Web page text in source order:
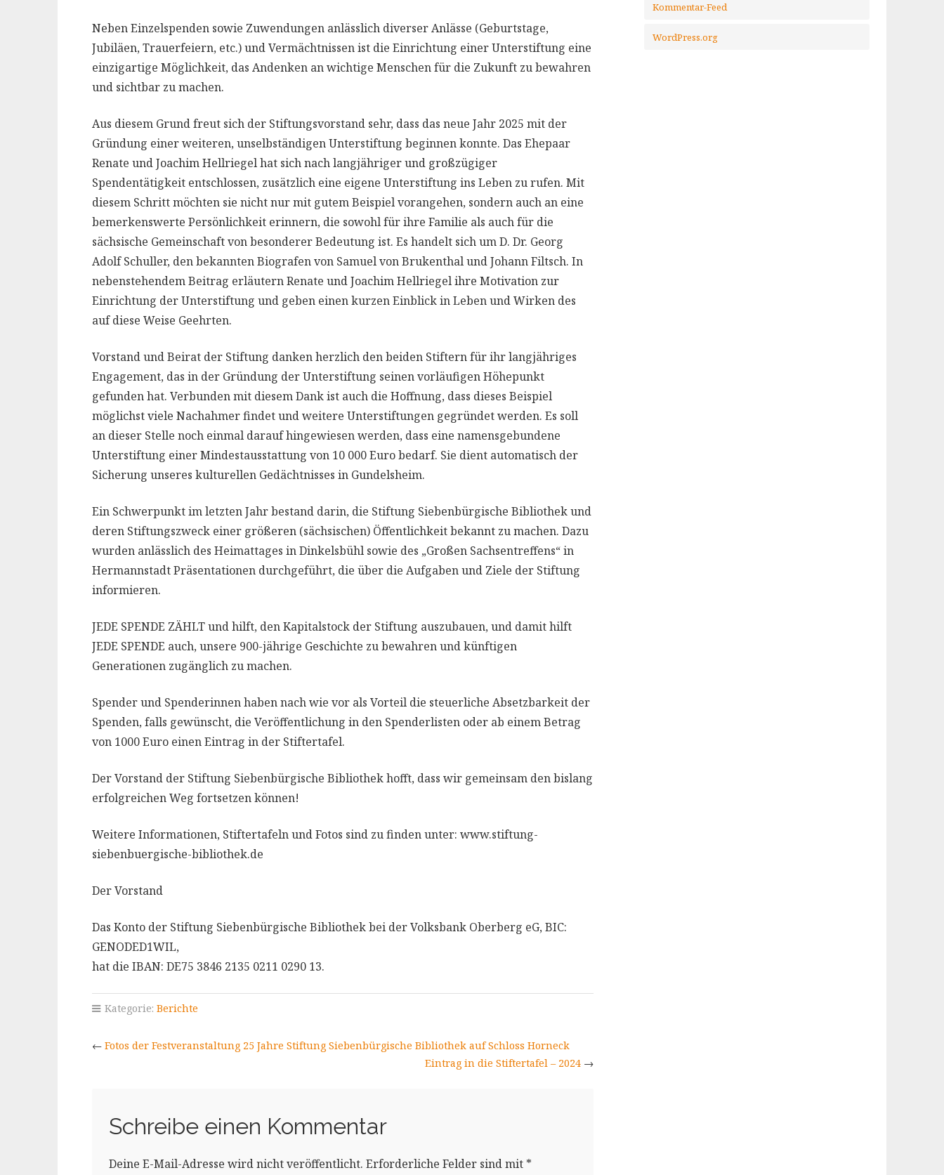
Neben Einzelspenden sowie Zuwendungen anlässlich diverser Anlässe (Geburtstage,
Jubiläen, Trauerfeiern, etc.) und Vermächtnissen ist die Einrichtung einer Unterstiftung eine
einzigartige Möglichkeit, das Andenken an wichtige Menschen für die Zukunft zu bewahren
und sichtbar zu machen.
Aus diesem Grund freut sich der Stiftungsvorstand sehr, dass das neue Jahr 2025 mit der
Gründung einer weiteren, unselbständigen Unterstiftung beginnen konnte. Das Ehepaar
Renate und Joachim Hellriegel hat sich nach langjähriger und großzügiger
Spendentätigkeit entschlossen, zusätzlich eine eigene Unterstiftung ins Leben zu rufen. Mit
diesem Schritt möchten sie nicht nur mit gutem Beispiel vorangehen, sondern auch an eine
bemerkenswerte Persönlichkeit erinnern, die sowohl für ihre Familie als auch für die
sächsische Gemeinschaft von besonderer Bedeutung ist. Es handelt sich um D. Dr. Georg
Adolf Schuller, den bekannten Biografen von Samuel von Brukenthal und Johann Filtsch. In
nebenstehendem Beitrag erläutern Renate und Joachim Hellriegel ihre Motivation zur
Einrichtung der Unterstiftung und geben einen kurzen Einblick in Leben und Wirken des
auf diese Weise Geehrten.
Vorstand und Beirat der Stiftung danken herzlich den beiden Stiftern für ihr langjähriges
Engagement, das in der Gründung der Unterstiftung seinen vorläufigen Höhepunkt
gefunden hat. Verbunden mit diesem Dank ist auch die Hoffnung, dass dieses Beispiel
möglichst viele Nachahmer findet und weitere Unterstiftungen gegründet werden. Es soll
an dieser Stelle noch einmal darauf hingewiesen werden, dass eine namensgebundene
Unterstiftung einer Mindestausstattung von 10 000 Euro bedarf. Sie dient automatisch der
Sicherung unseres kulturellen Gedächtnisses in Gundelsheim.
Ein Schwerpunkt im letzten Jahr bestand darin, die Stiftung Siebenbürgische Bibliothek und
deren Stiftungszweck einer größeren (sächsischen) Öffentlichkeit bekannt zu machen. Dazu
wurden anlässlich des Heimattages in Dinkelsbühl sowie des „Großen Sachsentreffens“ in
Hermannstadt Präsentationen durchgeführt, die über die Aufgaben und Ziele der Stiftung
informieren.
JEDE SPENDE ZÄHLT und hilft, den Kapitalstock der Stiftung auszubauen, und damit hilft
JEDE SPENDE auch, unsere 900-jährige Geschichte zu bewahren und künftigen
Generationen zugänglich zu machen.
Spender und Spenderinnen haben nach wie vor als Vorteil die steuerliche Absetzbarkeit der
Spenden, falls gewünscht, die Veröffentlichung in den Spenderlisten oder ab einem Betrag
von 1000 Euro einen Eintrag in der Stiftertafel.
Der Vorstand der Stiftung Siebenbürgische Bibliothek hofft, dass wir gemeinsam den bislang
erfolgreichen Weg fortsetzen können!
Weitere Informationen, Stiftertafeln und Fotos sind zu finden unter: www.stiftung-
siebenbuergische-bibliothek.de
Der Vorstand
Das Konto der Stiftung Siebenbürgische Bibliothek bei der Volksbank Oberberg eG, BIC:
GENODED1WIL,
hat die IBAN: DE75 3846 2135 0211 0290 13.
Kategorie: Berichte
← Fotos der Festveranstaltung 25 Jahre Stiftung Siebenbürgische Bibliothek auf Schloss Horneck
Eintrag in die Stiftertafel – 2024→
Schreibe einen Kommentar
Deine E-Mail-Adresse wird nicht veröffentlicht. Erforderliche Felder sind mit *
Kommentar-Feed
WordPress.org